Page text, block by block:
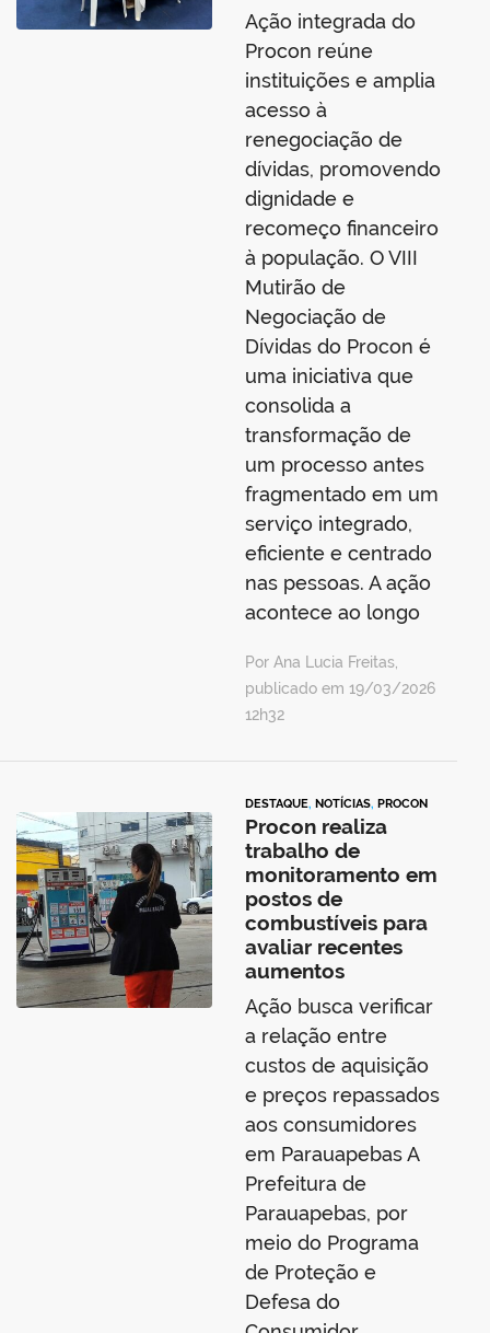
Ação integrada do
Procon reúne
instituições e amplia
acesso à
renegociação de
dívidas, promovendo
dignidade e
recomeço financeiro
à população. O VIII
Mutirão de
Negociação de
Dívidas do Procon é
uma iniciativa que
consolida a
transformação de
um processo antes
fragmentado em um
serviço integrado,
eficiente e centrado
nas pessoas. A ação
acontece ao longo
Por Ana Lucia Freitas,
publicado em 19/03/2026
12h32
DESTAQUE, NOTÍCIAS, PROCON
Procon realiza
trabalho de
monitoramento em
postos de
combustíveis para
avaliar recentes
aumentos
Ação busca verificar
a relação entre
custos de aquisição
e preços repassados
aos consumidores
em Parauapebas A
Prefeitura de
Parauapebas, por
meio do Programa
de Proteção e
Defesa do